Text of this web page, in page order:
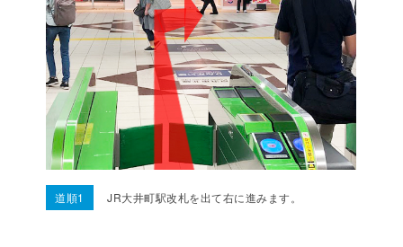
その他支払い方法
主要クレジットカード取扱可
道順1
JR大井町駅改札を出て右に進みます。